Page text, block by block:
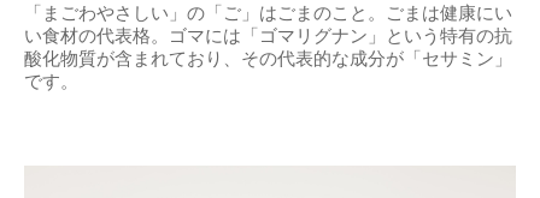
「まごわやさしい」の「ご」はごまのこと。ごまは健康にい
い食材の代表格。ゴマには「ゴマリグナン」という特有の抗
酸化物質が含まれており、その代表的な成分が「セサミン」
です。